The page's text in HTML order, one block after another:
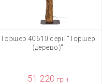
Торшер 40610 серії "Торшер
(дерево)"
51 220 грн